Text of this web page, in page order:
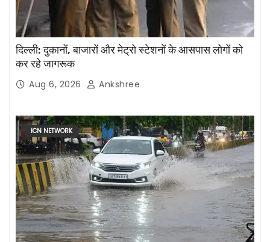
दिल्ली: दुकानों, बाजारों और मेट्रो स्टेशनों के आसपास लोगों को
कर रहे जागरूक
Aug 6, 2026 Ankshree
ICN NETWORK